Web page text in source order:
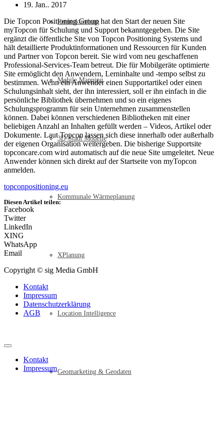
Fernerkundung
Mobile Mapping
3D-Stadt Modelle
Kommunale Wärmeplanung
XPlanung
Location Intelligence
Geomarketing & Geodaten
19. Jan.. 2017
Die Topcon Positioning Group hat den Start der neuen Site
myTopcon für Schulung und Support bekanntgegeben. Die Site
ergänzt die öffentliche Site von Topcon Positioning Systems und
hält detaillierte Produktinformationen und Ressourcen für Kunden
und Partner von Topcon bereit. Sie wird vom neu geschaffenen
Professional-Services-Team betreut. Die für Mobilgeräte optimierte
Site ermöglicht den Anwendern, Lerninhalte und -tempo selbst zu
bestimmen. Wenn ein Anwender einen Supportartikel oder einen
Schulungsinhalt sieht, der ihn interessiert, soll er ihn einfach in die
persönliche Bibliothek übernehmen und so ein eigenes
Schulungsprogramm für sein Unternehmen zusammenstellen
können. Dabei können verschiedenen Bibliotheken mit einer
beliebigen Anzahl an Inhalten gefüllt werden – Videos, Artikel oder
Dokumente. Laut Topcon lassen sich diese innerhalb oder außerhalb
der eigenen Organisation weitergeben. Die bisherige Supportsite
topconcare.com wird automatisch auf die neue Site umgeleitet. Neue
Anwender können sich direkt auf der Startseite von myTopcon
anmelden.
topconpositioning.eu
Diesen Artikel teilen:
Facebook
Twitter
LinkedIn
XING
WhatsApp
Email
Copyright © sig Media GmbH
Kontakt
Impressum
Datenschutzerklärung
AGB
Kontakt
Impressum